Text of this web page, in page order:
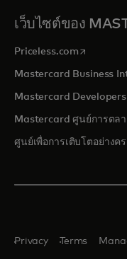
เว็บไซต์ของ
Priceless.com opens in
Mastercard Business
Mastercard Developers
Mastercard ศูนย์การตล
ศูนย์เพื่อการเติบโตอย่างค
Privacy Terms